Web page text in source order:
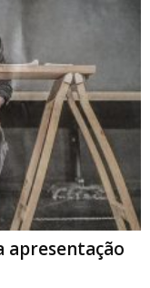
apresentação